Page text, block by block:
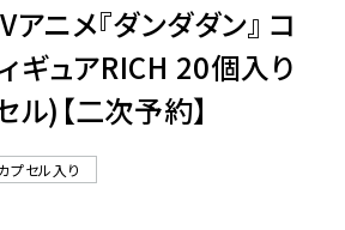
7659
アニメ『ダンダダン』 コ
ギュアRICH 20個入り
)【二次予約】
プセル入り